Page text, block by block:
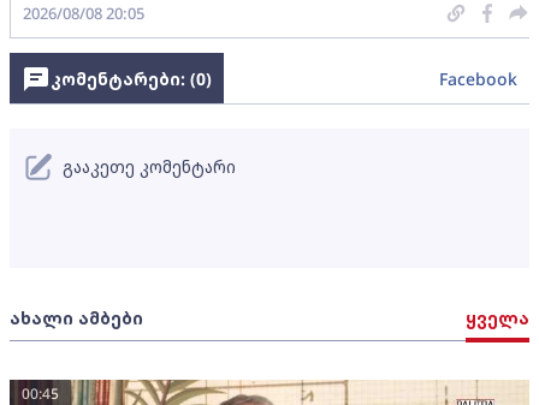
2026/08/08 20:05
ახალი ამბები ყველა
00:45
კომენტარები: (0) Facebook
გააკეთე კომენტარი